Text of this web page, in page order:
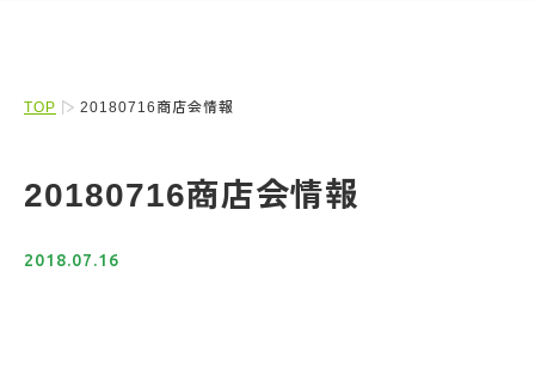
TOP 20180716商店会情報
20180716商店会情報
2018.07.16